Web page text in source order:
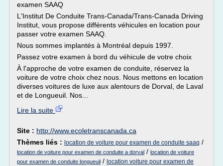
examen SAAQ
L'Institut De Conduite Trans-Canada/Trans-Canada Driving
Institut, vous propose différents véhicules en location pour
passer votre examen SAAQ.
Nous sommes implantés à Montréal depuis 1997.
Passez votre examen à bord du véhicule de votre choix
À l'approche de votre examen de conduite, réservez la
voiture de votre choix chez nous. Nous mettons en location
diverses voitures de luxe aux alentours de Dorval, de Laval
et de Longueuil. Nos...
Lire la suite
Site : http://www.ecoletranscanada.ca
Thèmes liés : location de voiture pour examen de conduite saaq /
location de voiture pour examen de conduite a dorval / location de voiture
pour examen de conduite longueuil / location voiture pour examen de